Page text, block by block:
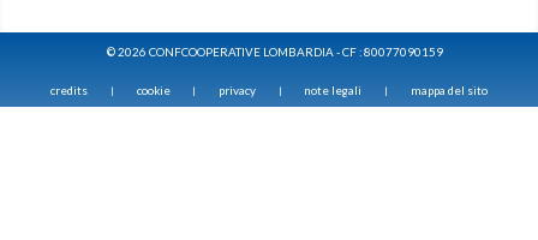
© 2026 CONFCOOPERATIVE LOMBARDIA - CF : 80077090159
credits cookie privacy note legali mappa del sito